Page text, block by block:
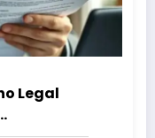
Legal